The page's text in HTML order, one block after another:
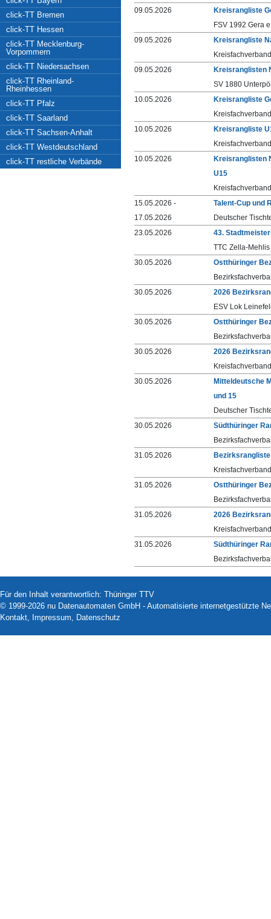
click-TT Bremen
click-TT Hessen
click-TT Mecklenburg-
Vorpommern
click-TT Niedersachsen
click-TT Rheinland-
Rheinhessen
click-TT Pfalz
click-TT Saarland
click-TT Sachsen-Anhalt
click-TT Westdeutschland
click-TT restliche Verbände
09.05.2026
Kreisrangliste
FSV 1992 Gera
09.05.2026
Kreisrangliste
09.05.2026
Kreisranglisten
SV 1880
10.05.2026
Kreisrangliste
10.05.2026
Kreisrangliste
10.05.2026
Kreisranglisten
U15
15.05.2026 -
17.05.2026
Talent-Cup und
Deutscher
23.05.2026
43.
TTC Zella-Mehlis
30.05.2026
Ostthüringer
30.05.2026
2026
ESV Lok
30.05.2026
Ostthüringer
30.05.2026
2026
30.05.2026
Mitteldeutsche
und 15
Deutscher
30.05.2026
Südthüringer
31.05.2026
31.05.2026
Ostthüringer
31.05.2026
2026
31.05.2026
Südthüringer
Für den Inhalt verantwortlich: Thüringer TTV
© 1999-2026 nu Datenautomaten GmbH - Automatisierte internetgestützte
Kontakt, Impressum, Datenschutz